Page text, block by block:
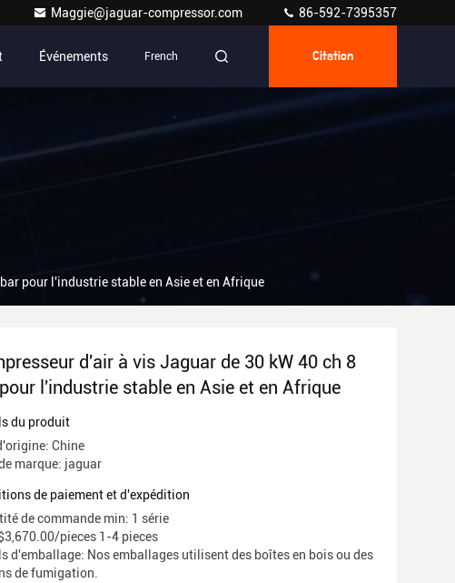
Maggie@jaguar-compressor.com 86-592-7395357
Événements French Citation
pour l'industrie stable en Asie et en Afrique
d'air à vis Jaguar de 30 kW 40 ch 8
l'industrie stable en Asie et en Afrique
du produit
Chine
marque: jaguar
de paiement et d'expédition
de commande min: 1 série
pieces 1-4 pieces
d'emballage: Nos emballages utilisent des boîtes en bois ou des
de fumigation.